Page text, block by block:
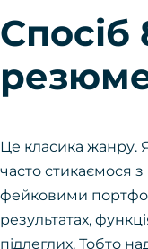
Спосіб
Це класика жанру.
часто стикаємося
фейковими
результатах,
підлеглих. Тобто